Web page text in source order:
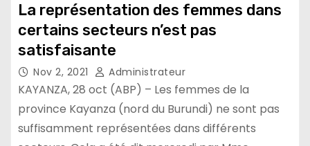
La représentation des femmes dans
certains secteurs n’est pas
satisfaisante
Nov 2, 2021 Administrateur
KAYANZA, 28 oct (ABP) – Les femmes de la
province Kayanza (nord du Burundi) ne sont pas
suffisamment représentées dans différents